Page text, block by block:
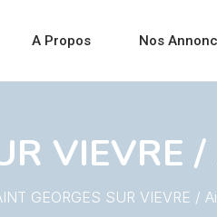
A Propos Nos
VIEVRE
GEORGES SUR VIEVRE /